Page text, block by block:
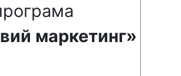
маркетинг»